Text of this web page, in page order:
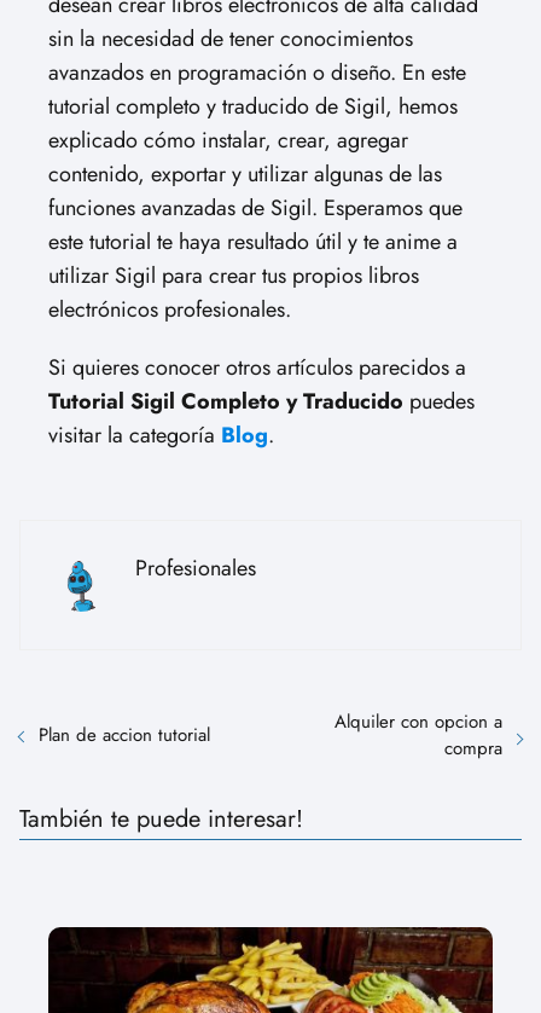
sin la necesidad de tener conocimientos
avanzados en programación o diseño. En este
tutorial completo y traducido de Sigil, hemos
explicado cómo instalar, crear, agregar
contenido, exportar y utilizar algunas de las
funciones avanzadas de Sigil. Esperamos que
este tutorial te haya resultado útil y te anime a
utilizar Sigil para crear tus propios libros
electrónicos profesionales.
Si quieres conocer otros artículos parecidos a
Tutorial Sigil Completo y Traducido puedes
visitar la categoría Blog.
Profesionales
Plan de accion tutorial
Alquiler con opcion a
compra
También te puede interesar!